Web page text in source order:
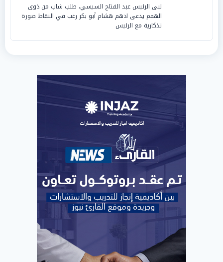
لبى الرئيس عبد الفتاح السيسي، طلب شاب من ذوى
الهمم يدعى ادهم هشام أبو بكر رغب في التقاط صورة
تذكارية مع الرئيس